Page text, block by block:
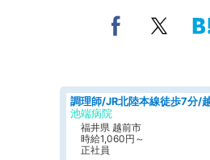
池端病院
福井県 越前市
時給1,060円～
正社員